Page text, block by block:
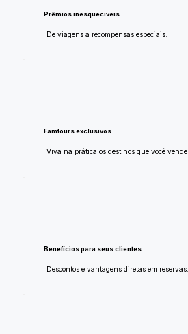
Prêmios inesquecíveis
De viagens a recompensas especiais.
Famtours exclusivos
Viva na prática os destinos que você vende.
Benefícios para seus clientes
Descontos e vantagens diretas em reservas.